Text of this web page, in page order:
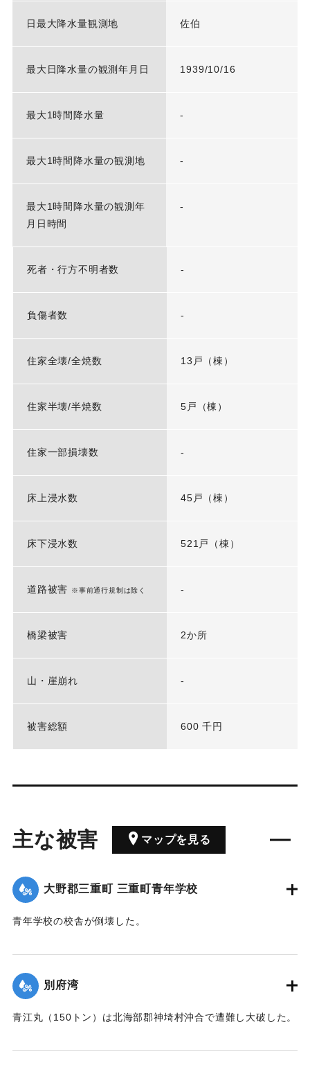
日最大降水量観測地 佐伯
最大日降水量の観測年月日 1939/10/16
最大1時間降水量 -
最大1時間降水量の観測地 -
最大1時間降水量の観測年
月日時間
-
死者・行方不明者数 -
負傷者数 -
住家全壊/全焼数 13戸（棟）
住家半壊/半焼数 5戸（棟）
住家一部損壊数 -
床上浸水数 45戸（棟）
床下浸水数 521戸（棟）
道路被害 ※事前通行規制は除く -
橋梁被害 2か所
山・崖崩れ -
被害総額 600 千円
主な被害 マップを見る
大野郡三重町 三重町青年学校
青年学校の校舎が倒壊した。
｜固有コード:00445006
別府湾
青江丸（150トン）は北海部郡神埼村沖合で遭難し大破した。
｜固有コード:00445007